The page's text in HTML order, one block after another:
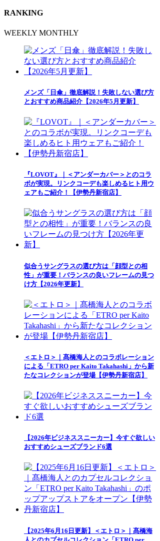
RANKING
WEEKLY MONTHLY
メンズ「日傘」徹底解説！失敗しない選び方
とおすすめ商品紹介【2026年5月更新】
『LOVOT』｜＜アンダーカバー＞とのコラ
ボが実現。リンクコーデも楽しめるヒト用ウ
ェアもご紹介！【伊勢丹新宿店】
似合うサングラスの選び方は「顔型との相
性」が重要！バランスの良いフレームの見つ
け方【2026年更新】
＜エトロ＞｜髙橋海人とのコラボレーション
による「ETRO per Kaito Takahashi」から新
たなコレクションが登場【伊勢丹新宿店】
【2026年ビジネススニーカー】今すぐ欲しい
おすすめシューズブランド6選
【2025年6月16日更新】＜エトロ＞｜髙橋海